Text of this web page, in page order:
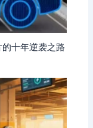
十年逆袭之路